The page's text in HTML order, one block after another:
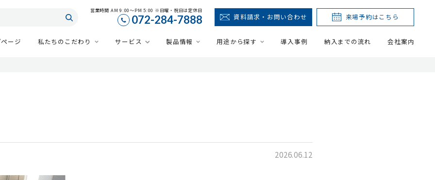
営業時間 AM 9:00～PM 5:00 ※日曜・祝日は定休日
072-284-7888 資料請求・お問い合わせ 来場予約はこちら
ージ 私たちのこだわり サービス 製品情報 用途から探す 導入事例 納入までの流れ 会社案内
2026.06.12